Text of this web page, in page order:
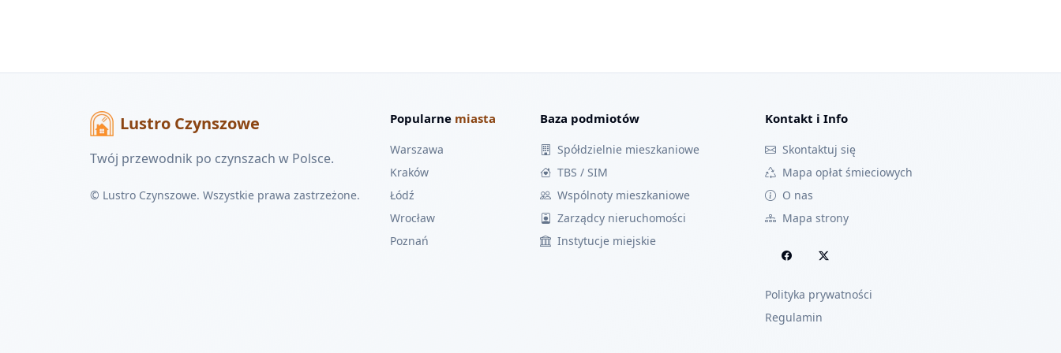
Lustro Czynszowe
Twój przewodnik po czynszach w Polsce.
© Lustro Czynszowe. Wszystkie prawa zastrzeżone.
Popularne miasta
Warszawa
Kraków
Łódź
Wrocław
Poznań
Baza podmiotów
Spółdzielnie mieszkaniowe
TBS / SIM
Wspólnoty mieszkaniowe
Zarządcy nieruchomości
Instytucje miejskie
Kontakt i Info
Skontaktuj się
Mapa opłat śmieciowych
O nas
Mapa strony
Polityka prywatności
Regulamin